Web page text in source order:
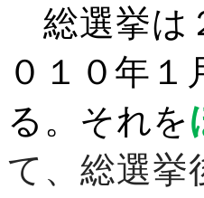
総選挙は
０１０年
る。それを
て、総選挙